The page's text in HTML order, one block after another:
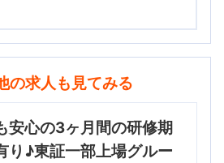
の求人も見てみる
安心の3ヶ月間の研修期
り♪東証一部上場グルー